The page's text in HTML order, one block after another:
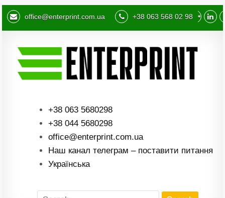
office@enterprint.com.ua +38 063 568 02 98
+38 063 5680298
+38 044 5680298
office@enterprint.com.ua
Наш канал телеграм – поставити питання
Українська
Search